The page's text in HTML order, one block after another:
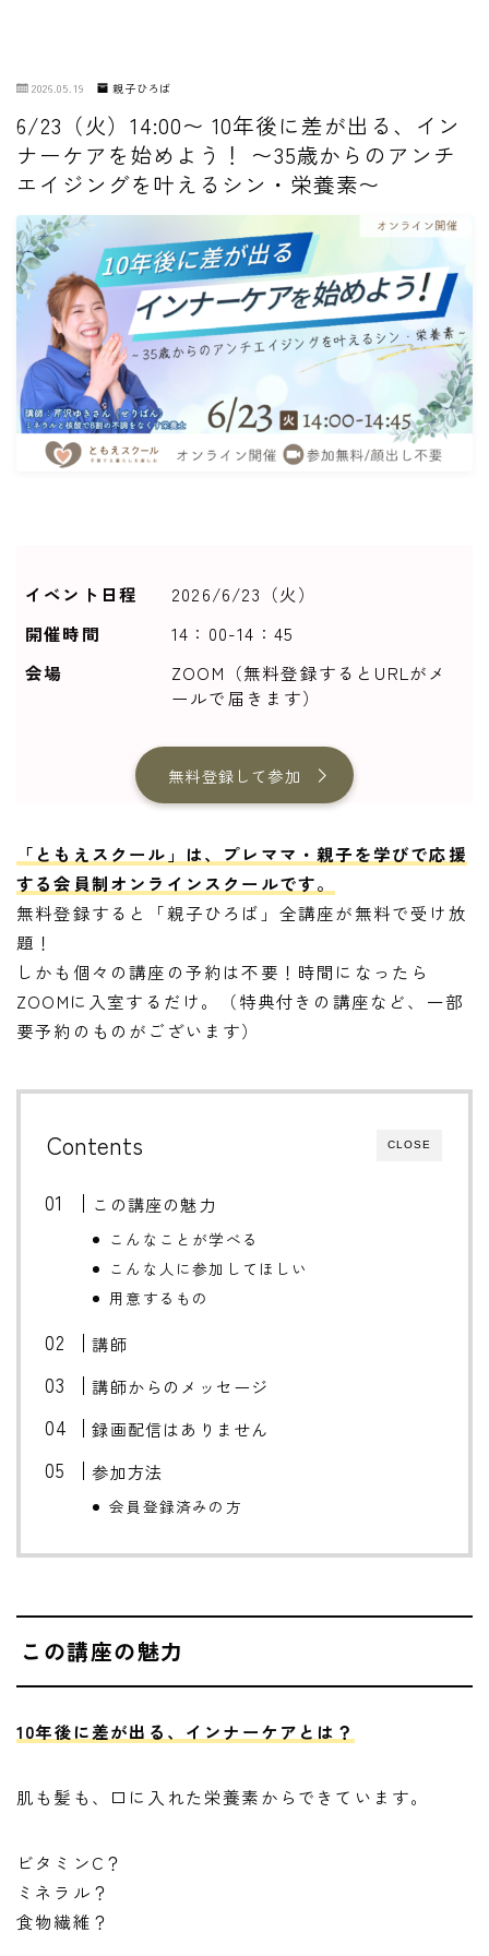
2026.05.19 親子ひろば
6/23（火）14:00〜 10年後に差が出る、イン
ナーケアを始めよう！ 〜35歳からのアンチ
エイジングを叶えるシン・栄養素〜
イベント日程
2026/6/23（火）
開催時間
14：00-14：45
会場
ZOOM（無料登録するとURLがメ
ールで届きます）
無料登録して参加
「ともえスクール」は、プレママ・親子を学びで応援
する会員制オンラインスクールです。
無料登録すると「親子ひろば」全講座が無料で受け放
題！
しかも個々の講座の予約は不要！時間になったら
ZOOMに入室するだけ。（特典付きの講座など、一部
要予約のものがございます）
CLOSE
Contents
この講座の魅力
こんなことが学べる
こんな人に参加してほしい
用意するもの
講師
講師からのメッセージ
録画配信はありません
参加方法
会員登録済みの方
この講座の魅力
10年後に差が出る、インナーケアとは？
肌も髪も、口に入れた栄養素からできています。
ビタミンC？
ミネラル？
食物繊維？